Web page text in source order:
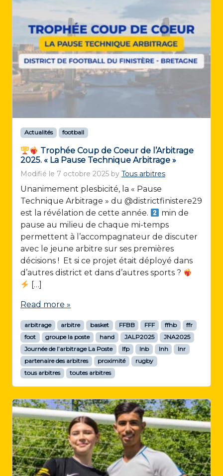
Actualités football
Trophée Coup de Coeur de l’Arbitrage
2025. « La Pause Technique Arbitrage »
Modifié le 7 octobre 2025 by Tous arbitres
Unanimement plesbicité, la « Pause
Technique Arbitrage » du @districtfinistere29
est la révélation de cette année.
min de
pause au milieu de chaque mi-temps
permettent à l’accompagnateur de discuter
avec le jeune arbitre sur ses premières
décisions ! Et si ce projet était déployé dans
d’autres district et dans d’autres sports ?
[…]
Read more »
arbitrage arbitre basket FFBB FFF ffhb
ffr
foot
groupe la poste hand JALP2025
JNA2025
Journée de l’arbitrage La Poste
lfp lnb lnh
lnr
partenaire des arbitres
proximité
rugby
tous arbitres
toutes arbitres